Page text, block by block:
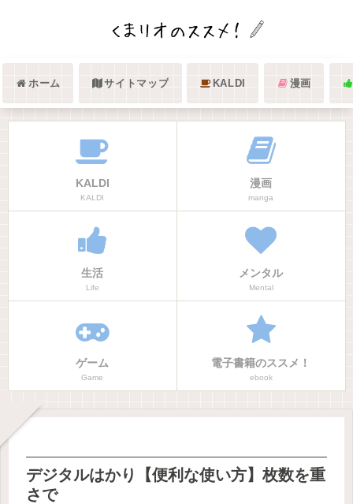
ホーム サイトマップ KALDI 漫画
KALDI
KALDI
漫画
manga
生活
Life
メンタル
Mental
ゲーム
Game
電子書籍のススメ！
ebook
デジタルはかり【便利な使い方】枚数を重
さで